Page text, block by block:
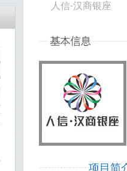
人信·汉商银座
项目简